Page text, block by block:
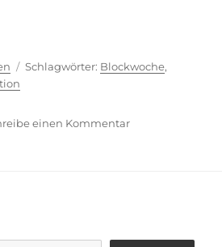
Schlagwörter
Blockwoche,
einen Kommentarzu